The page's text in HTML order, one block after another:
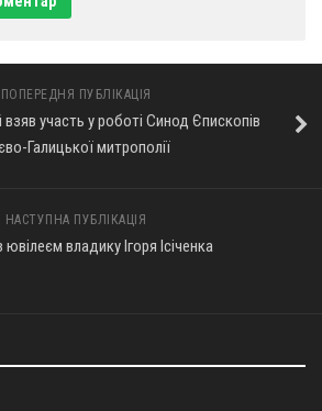
ПОПЕРЕДНЯ ПУБЛІКАЦІЯ
взяв участь у роботі Синод Єпископів
Галицької митрополії
НАСТУПНА ПУБЛІКАЦІЯ
ювілеєм владику Ігоря Ісіченка